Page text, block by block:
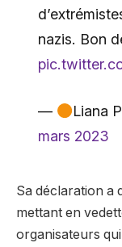
nazis. Bon
— Liana
mars 2023
Sa déclaration a
mettant en
organisateurs